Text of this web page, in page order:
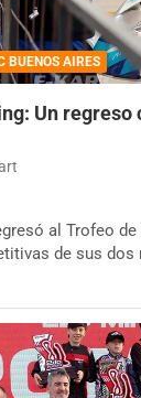
BUENOS AIRES
Un regreso
al Trofeo
de sus dos